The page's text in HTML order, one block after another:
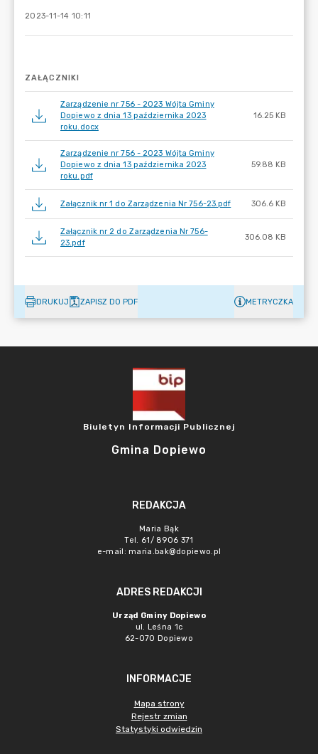
2023-11-14 10:11
ZAŁĄCZNIKI
Zarządzenie nr 756 - 2023 Wójta Gminy
Dopiewo z dnia 13 października 2023
roku.docx
16.25 KB
Zarządzenie nr 756 - 2023 Wójta Gminy
Dopiewo z dnia 13 października 2023
roku.pdf
59.88 KB
Załącznik nr 1 do Zarządzenia Nr 756-23.pdf 306.6 KB
Załącznik nr 2 do Zarządzenia Nr 756-
23.pdf
306.08 KB
DRUKUJ ZAPISZ DO PDF METRYCZKA
Biuletyn Informacji Publicznej
Gmina Dopiewo
REDAKCJA
Maria Bąk
Tel. 61/ 8906 371
e-mail: maria.bak@dopiewo.pl
ADRES REDAKCJI
Urząd Gminy Dopiewo
ul. Leśna 1c
62-070 Dopiewo
INFORMACJE
Mapa strony
Rejestr zmian
Statystyki odwiedzin